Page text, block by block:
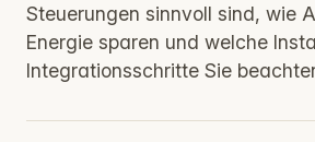
Steuerungen sinnvoll sind, wie
Energie sparen und welche
Integrationsschritte Sie